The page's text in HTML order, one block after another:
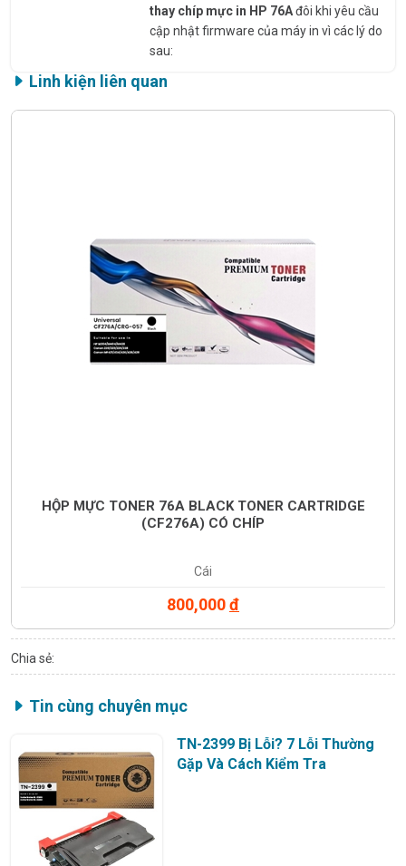
thay chíp mực in HP 76Ađôi khi yêu cầu
cập nhật firmware của máy in vì các lý do
sau:
Linh kiện liên quan
HỘP MỰC TONER 76A BLACK TONER CARTRIDGE
(CF276A) CÓ CHÍP
Cái
800,000đ
Chia sẻ:
Tin cùng chuyên mục
TN-2399 Bị Lỗi? 7 Lỗi Thường
Gặp Và Cách Kiểm Tra